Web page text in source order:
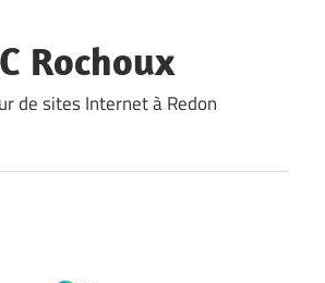
Rochoux
de sites Internet à Redon